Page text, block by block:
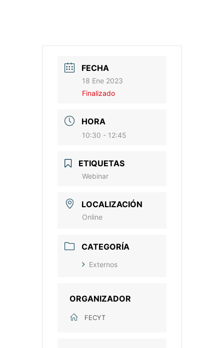
FECHA
18 Ene 2023
Finalizado
HORA
10:30 - 12:45
ETIQUETAS
Webinar
LOCALIZACIÓN
Online
CATEGORÍA
Externos
ORGANIZADOR
FECYT